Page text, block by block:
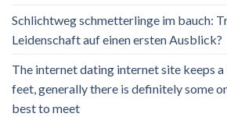
Schlichtweg schmetterlinge im bauch:
Leidenschaft auf einen ersten Ausblick?
The internet dating internet site keeps
feet, generally there is definitely some
best to meet